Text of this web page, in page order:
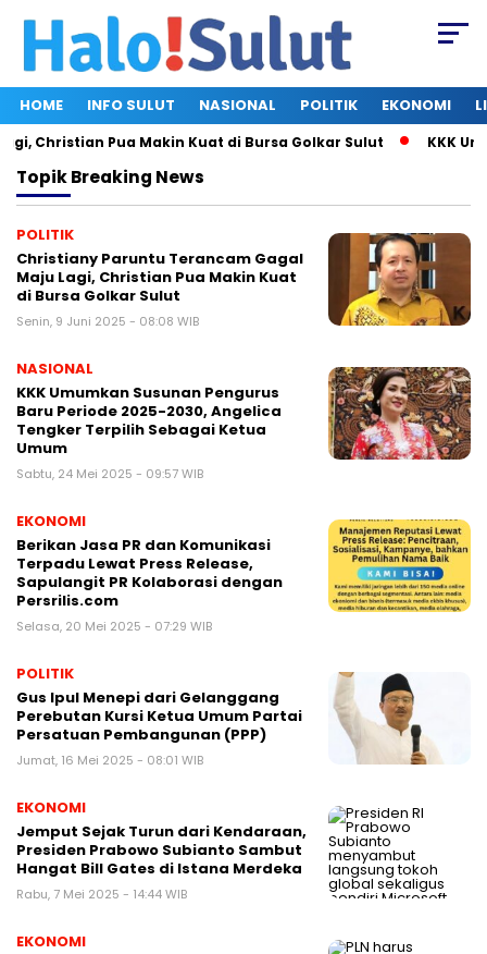
HOME INFO SULUT NASIONAL POLITIK EKONOMI
Christian Pua Makin Kuat di Bursa Golkar Sulut KKK
TopikBreaking News
POLITIK
Christiany Paruntu Terancam Gagal
Maju Lagi, Christian Pua Makin Kuat
di Bursa Golkar Sulut
Senin, 9 Juni 2025 - 08:08 WIB
NASIONAL
KKK Umumkan Susunan Pengurus
Baru Periode 2025-2030, Angelica
Tengker Terpilih Sebagai Ketua
Umum
Sabtu, 24 Mei 2025 - 09:57 WIB
EKONOMI
Berikan Jasa PR dan Komunikasi
Terpadu Lewat Press Release,
Sapulangit PR Kolaborasi dengan
Persrilis.com
Selasa, 20 Mei 2025 - 07:29 WIB
POLITIK
Gus Ipul Menepi dari Gelanggang
Perebutan Kursi Ketua Umum Partai
Persatuan Pembangunan (PPP)
Jumat, 16 Mei 2025 - 08:01 WIB
EKONOMI
Jemput Sejak Turun dari Kendaraan,
Presiden Prabowo Subianto Sambut
Hangat Bill Gates di Istana Merdeka
Rabu, 7 Mei 2025 - 14:44 WIB
EKONOMI